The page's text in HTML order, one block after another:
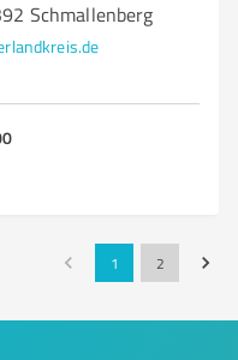
Schmallenberg
1 2